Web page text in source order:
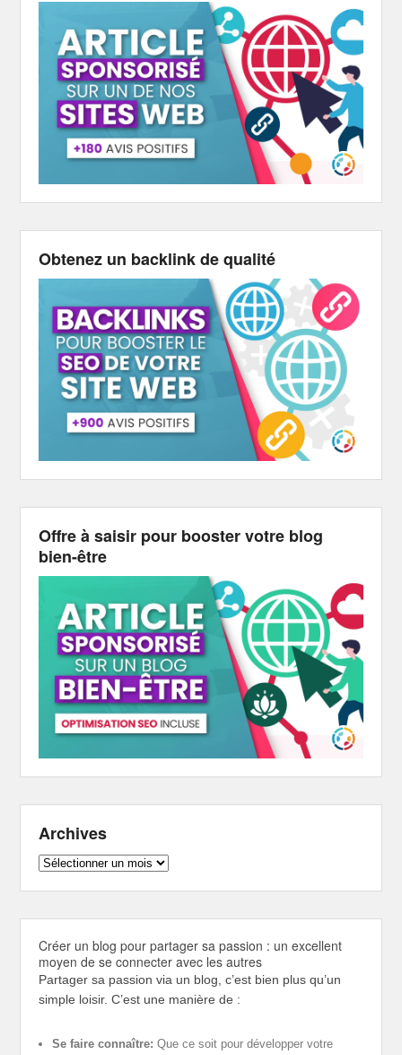
Obtenez un backlink de qualité
Offre à saisir pour booster votre blog
bien-être
Archives
Archives
Créer un blog pour partager sa passion : un excellent
moyen de se connecter avec les autres
Partager sa passion via un blog, c’est bien plus qu’un
simple loisir. C’est une manière de :
Se faire connaître: Que ce soit pour développer votre